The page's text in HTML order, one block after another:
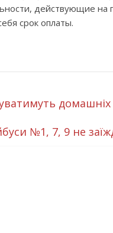
действующие на
срок оплаты.
домашніх
№1, 7, 9 не